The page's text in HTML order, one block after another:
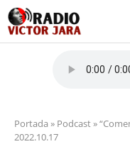
Portada » Podcast»
2022.10.17